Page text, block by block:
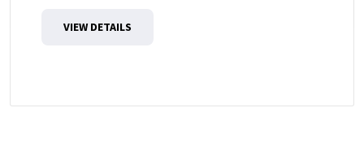
VIEW DETAILS